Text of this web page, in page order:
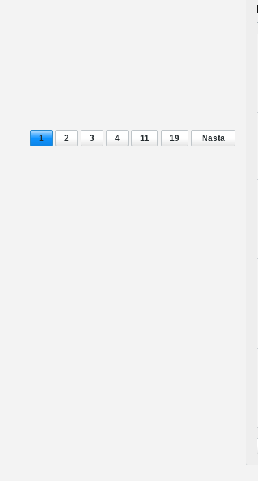
1 2 3 4 11 19 Nästa